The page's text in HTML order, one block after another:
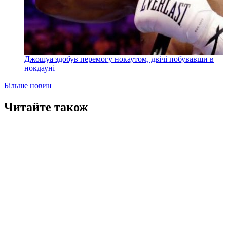
Джошуа здобув перемогу нокаутом, двічі побувавши в
нокдауні
Більше новин
Читайте також